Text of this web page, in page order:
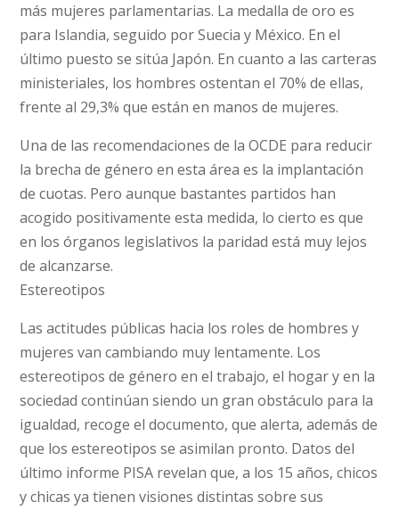
más mujeres parlamentarias. La medalla de oro es
para Islandia, seguido por Suecia y México. En el
último puesto se sitúa Japón. En cuanto a las carteras
ministeriales, los hombres ostentan el 70% de ellas,
frente al 29,3% que están en manos de mujeres.
Una de las recomendaciones de la OCDE para reducir
la brecha de género en esta área es la implantación
de cuotas. Pero aunque bastantes partidos han
acogido positivamente esta medida, lo cierto es que
en los órganos legislativos la paridad está muy lejos
de alcanzarse.
Estereotipos
Las actitudes públicas hacia los roles de hombres y
mujeres van cambiando muy lentamente. Los
estereotipos de género en el trabajo, el hogar y en la
sociedad continúan siendo un gran obstáculo para la
igualdad, recoge el documento, que alerta, además de
que los estereotipos se asimilan pronto. Datos del
último informe PISA revelan que, a los 15 años, chicos
y chicas ya tienen visiones distintas sobre sus